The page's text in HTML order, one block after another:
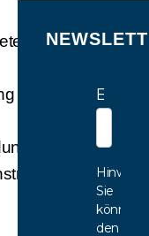
Hinweis:
Sie
können
den